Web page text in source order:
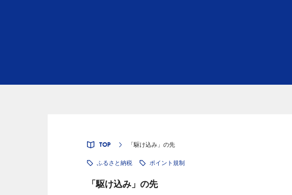
TOP 「駆け込み」の先
ふるさと納税 ポイント規制
「駆け込み」の先